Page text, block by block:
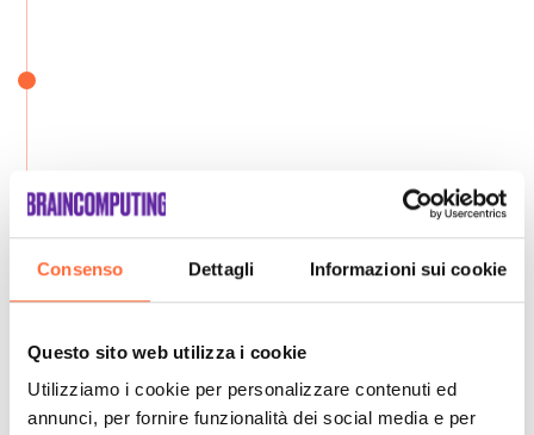
Consenso Dettagli Informazioni sui cookie
Questo sito web utilizza i cookie
Utilizziamo i cookie per personalizzare contenuti ed
annunci, per fornire funzionalità dei social media e per